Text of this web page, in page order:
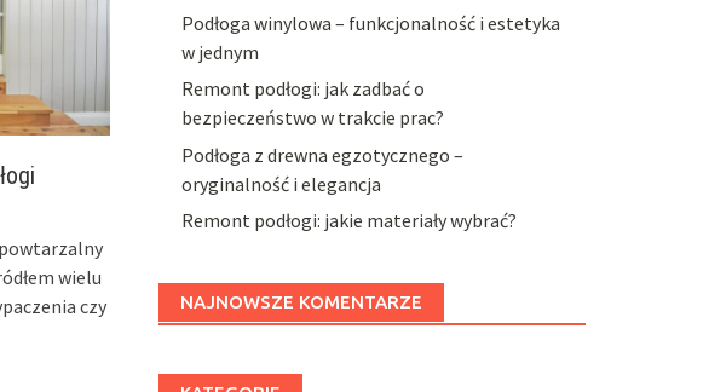
wielu
czy
Podłoga winylowa – funkcjonalność i estetyka
w jednym
Remont podłogi: jak zadbać o
bezpieczeństwo w trakcie prac?
Podłoga z drewna egzotycznego –
oryginalność i elegancja
Remont podłogi: jakie materiały wybrać?
NAJNOWSZE KOMENTARZE